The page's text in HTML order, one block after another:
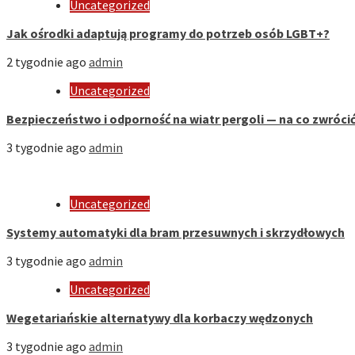
Uncategorized
Jak ośrodki adaptują programy do potrzeb osób LGBT+?
2 tygodnie ago admin
Uncategorized
Bezpieczeństwo i odporność na wiatr pergoli — na co
3 tygodnie ago admin
Uncategorized
Systemy automatyki dla bram przesuwnych i skrzydłowych
3 tygodnie ago admin
Uncategorized
Wegetariańskie alternatywy dla korbaczy wędzonych
3 tygodnie ago admin